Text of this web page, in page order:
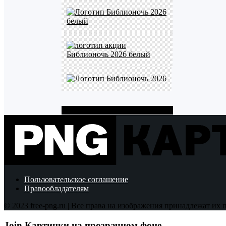
Пользовательское соглашение
Правообладателям
© 2023 free-png.ru | Все права на изображения принадлежат их